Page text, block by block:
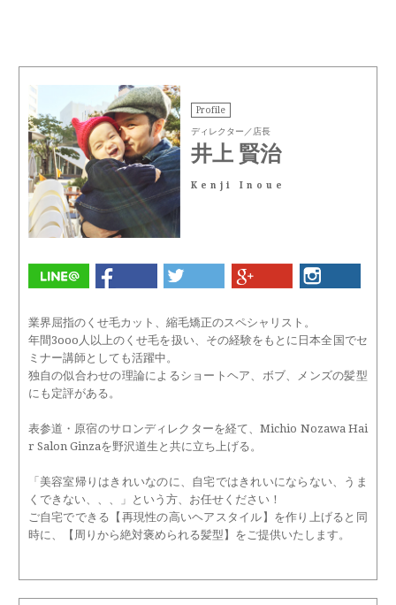
Profile
ディレクター／店長
井上 賢治
Kenji Inoue
業界屈指のくせ毛カット、縮毛矯正のスペシャリスト。
年間3ooo人以上のくせ毛を扱い、その経験をもとに日本全国でセ
ミナー講師としても活躍中。
独自の似合わせの理論によるショートヘア、ボブ、メンズの髪型
にも定評がある。
表参道・原宿のサロンディレクターを経て、Michio Nozawa Hai
r Salon Ginzaを野沢道生と共に立ち上げる。
「美容室帰りはきれいなのに、自宅ではきれいにならない、うま
くできない、、、」という方、お任せください！
ご自宅でできる【再現性の高いヘアスタイル】を作り上げると同
時に、【周りから絶対褒められる髪型】をご提供いたします。